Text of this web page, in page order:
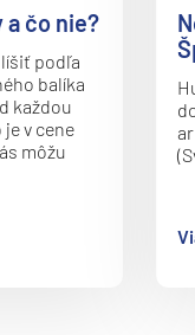
a čo nie?
podľa
balíka
každou
v cene
môžu